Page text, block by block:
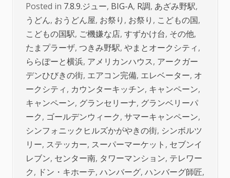
Posted in 7.8.9.ジュー, BIG-A, R調, あざみ野駅,
うどん, おうどん屋, お祭り , お祭り , こどもの国,
こどもの国駅, ご機嫌な店, すずかけ台, その他,
たまプラーザ, つきみ野駅, やまとオークシティ,
ららぽーと横浜, アメリカンハウス, アークガー
デンひびきの街, エアコン完備, エレベーター, オ
ークシティ, カウンターキッチン, キャンペーン,
キャンペーン, グランセリーナ, グランベリーパ
ーク, ゴールデンウィーク, サマーキャンペーン,
シンフォニックヒルズかがやきの街, シンボルツ
リー, ステッカー, スーパーマーケット , セブンイ
レブン, センター南, タワーマンション, テレワー
ク, ドン・キホーテ, ハンバーグ, ハンバーグ師匠,